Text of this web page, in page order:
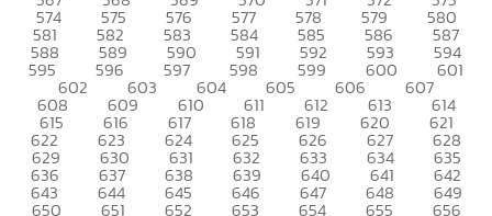
574 575 576 577 578 579 580
581 582 583 584 585 586 587
588 589 590 591 592 593 594
595 596 597 598 599 600 601
602 603 604 605 606 607
608 609 610 611 612 613 614
615 616 617 618 619 620 621
622 623 624 625 626 627 628
629 630 631 632 633 634 635
636 637 638 639 640 641 642
643 644 645 646 647 648 649
650 651 652 653 654 655 656